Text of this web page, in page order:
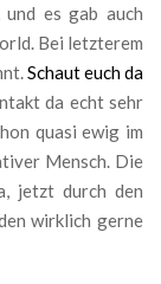
es gab auch
Bei letzterem
Schaut euch da
da echt sehr
quasi ewig im
Mensch. Die
jetzt durch den
wirklich gerne